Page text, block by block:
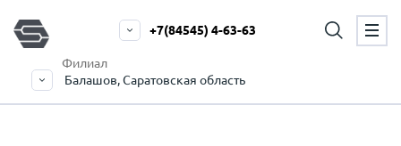
Филиал
Балашов, Саратовская область
+7(84545) 4-63-63